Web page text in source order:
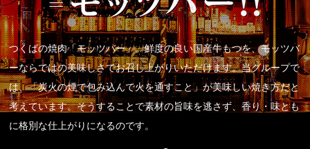
つくばの焼肉「モッツバー」。鮮度の良い国産牛もつを、モッツバ
ーならではの美味しさでお召し上がりいただけます。当グループで
は、「炭火の煙で包み込んで火を通すこと」が美味しい焼き方だと
考えています。そうすることで素材の旨味を逃さず、香り・味とも
に格別な仕上がりになるのです。